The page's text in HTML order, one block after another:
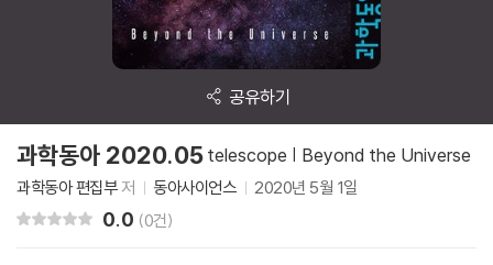
공유하기
과학동아 2020.05 telescope | Beyond the Universe
과학동아 편집부저 동아사이언스 2020년 5월 1일
0.0 (0건)